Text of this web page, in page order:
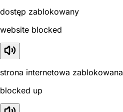
dostęp zablokowany
website blocked
strona internetowa zablokowana
blocked up